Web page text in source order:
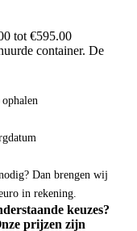
tot €595.00
container. De
Dan brengen wij
in rekening.
keuzes?
prijzen zijn